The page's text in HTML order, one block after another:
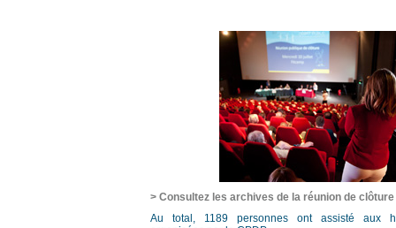
> Consultez les archives de la réunion de clôture
Au total, 1189 personnes ont assisté aux